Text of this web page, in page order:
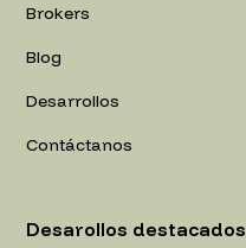
Brokers
Blog
Desarrollos
Contáctanos
Desarollos destacados